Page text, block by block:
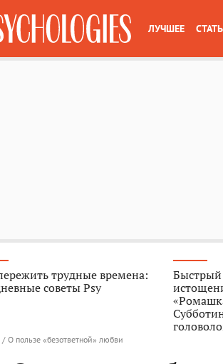
ЛУЧШЕЕ
трудные времена:
советы Psy
Быстрый
/ О пользе «безответной» любви